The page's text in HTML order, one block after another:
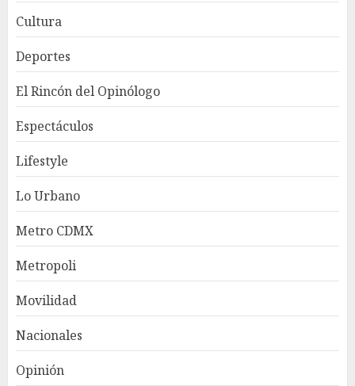
Cultura
Deportes
El Rincón del Opinólogo
Espectáculos
Lifestyle
Lo Urbano
Metro CDMX
Metropoli
Movilidad
Nacionales
Opinión